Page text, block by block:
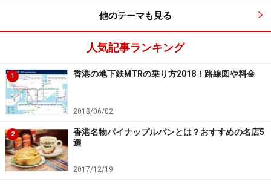
他のテーマも見る
人気記事ランキング
1 香港の地下鉄MTRの乗り方2018！路線図や料金
2018/06/02
2
香港名物パイナップルパンとは？おすすめの名店5
選
2017/12/19